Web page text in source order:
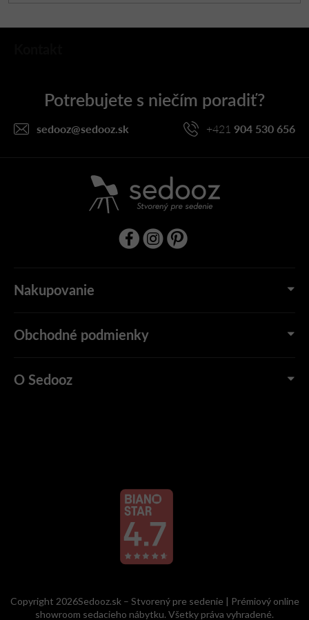
Z
sedooz@sedooz.sk +421 904 530 656
Nakupovanie
Obchodné podmienky
O Sedooz
Copyright 2026Sedooz.sk – Stvorený pre sedenie | Prémiový online
showroom sedacieho nábytku. Všetky práva vyhradené.